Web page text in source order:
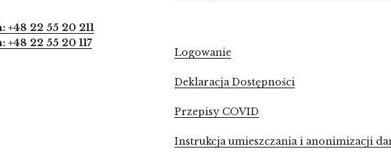
22 55 20 211
22 55 20 117
Logowanie
Deklaracja Dostępności
Przepisy COVID
Instrukcja umieszczania i anonimizacji